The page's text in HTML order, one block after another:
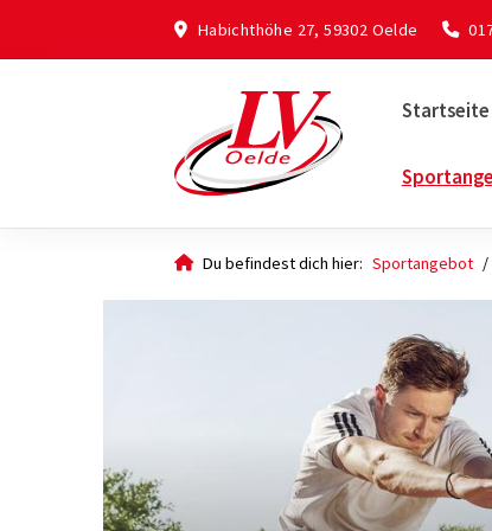
Habichthöhe 27, 59302 Oelde
Startseite
Du befindest dich hier: Sportangebot